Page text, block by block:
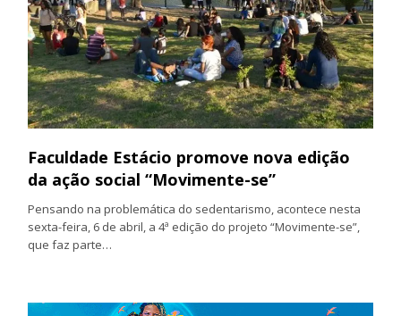
Faculdade Estácio promove nova edição
da ação social “Movimente-se”
Pensando na problemática do sedentarismo, acontece nesta
sexta-feira, 6 de abril, a 4ª edição do projeto “Movimente-se”,
que faz parte…